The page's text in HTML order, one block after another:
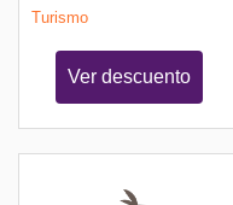
Turismo
Ver descuento